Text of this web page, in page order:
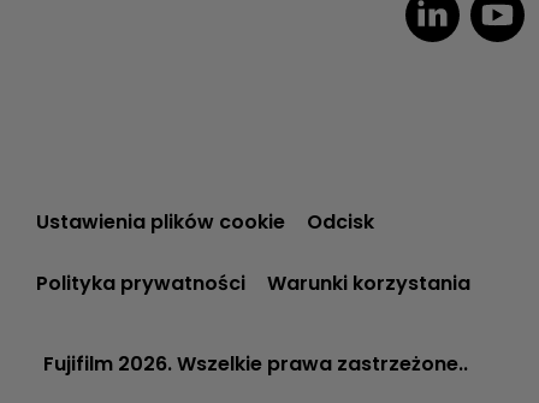
Ustawienia plików cookie Odcisk
Polityka prywatności Warunki korzystania
Fujifilm 2026. Wszelkie prawa zastrzeżone..
French
Italian